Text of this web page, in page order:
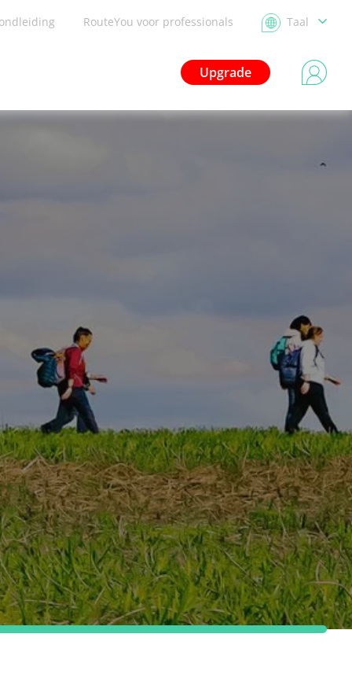
RouteYou voor professionals Taal
Upgrade